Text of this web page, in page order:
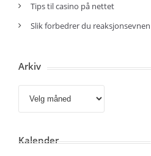
Tips til casino på nettet
Slik forbedrer du reaksjonsevnen
Arkiv
Kalender